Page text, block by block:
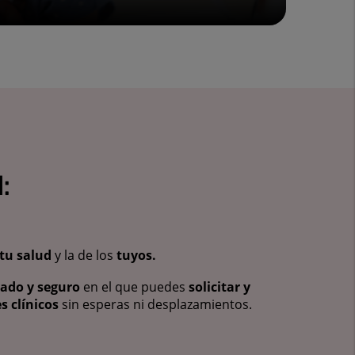
tu salud y la de los tuyos.
y seguro en el que puedes solicitar y
clínicos sin esperas ni desplazamientos.